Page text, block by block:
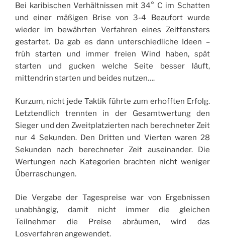
Bei karibischen Verhältnissen mit 34° C im Schatten
und einer mäßigen Brise von 3-4 Beaufort wurde
wieder im bewährten Verfahren eines Zeitfensters
gestartet. Da gab es dann unterschiedliche Ideen –
früh starten und immer freien Wind haben, spät
starten und gucken welche Seite besser läuft,
mittendrin starten und beides nutzen….
Kurzum, nicht jede Taktik führte zum erhofften Erfolg.
Letztendlich trennten in der Gesamtwertung den
Sieger und den Zweitplatzierten nach berechneter Zeit
nur 4 Sekunden. Den Dritten und Vierten waren 28
Sekunden nach berechneter Zeit auseinander. Die
Wertungen nach Kategorien brachten nicht weniger
Überraschungen.
Die Vergabe der Tagespreise war von Ergebnissen
unabhängig, damit nicht immer die gleichen
Teilnehmer die Preise abräumen, wird das
Losverfahren angewendet.